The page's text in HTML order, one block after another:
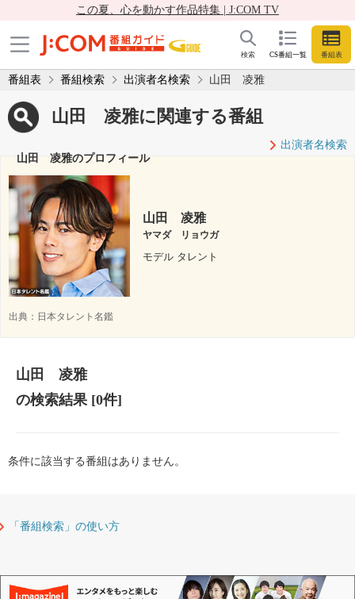
この夏、心を動かす作品特集 | J:COM TV
CS番組一覧 番組表
検索
番組表 番組検索 出演者名検索 山田 凌雅
山田 凌雅に関連する番組
出演者名検索
山田 凌雅のプロフィール
山田 凌雅
ヤマダ リョウガ
モデル タレント
出典： 日本タレント名鑑
山田 凌雅
の検索結果[0件]
条件に該当する番組はありません。
「番組検索」の使い方